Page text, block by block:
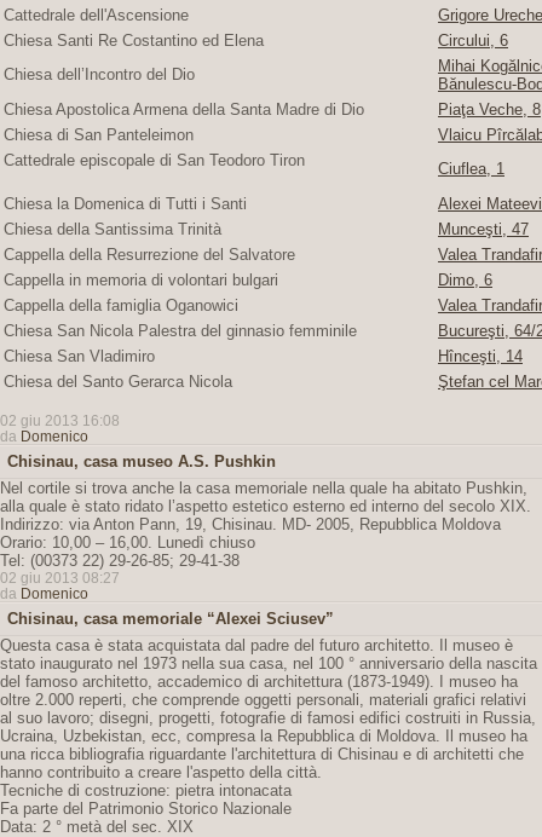
Cattedrale dell'Ascensione
Grigore
Chiesa Santi Re Costantino ed Elena
Circului, 6
Chiesa dell’Incontro del Dio
Mihai
Bănulescu-
Chiesa Apostolica Armena della Santa Madre di Dio
Piaţa Veche, 8
Chiesa di San Panteleimon
Vlaicu
Cattedrale episcopale di San Teodoro Tiron
Ciuflea, 1
Chiesa la Domenica di Tutti i Santi
Alexei
Chiesa della Santissima Trinità
Munceşti, 47
Cappella della Resurrezione del Salvatore
Valea
Cappella in memoria di volontari bulgari
Dimo, 6
Cappella della famiglia Oganowici
Valea
Chiesa San Nicola Palestra del ginnasio femminile
Bucureşti, 64/
Chiesa San Vladimiro
Hînceşti, 14
Chiesa del Santo Gerarca Nicola
Ştefan cel
02 giu 2013 16:08
da Domenico
Chisinau, casa museo A.S. Pushkin
Nel cortile si trova anche la casa memoriale nella quale ha abitato Pushkin,
alla quale è stato ridato l’aspetto estetico esterno ed interno del secolo XIX.
Indirizzo: via Anton Pann, 19, Chisinau. MD- 2005, Repubblica Moldova
Orario: 10,00 – 16,00. Lunedì chiuso
Tel: (00373 22) 29-26-85; 29-41-38
02 giu 2013 08:27
da Domenico
Chisinau, casa memoriale “Alexei Sciusev”
Questa casa è stata acquistata dal padre del futuro architetto. Il museo è
stato inaugurato nel 1973 nella sua casa, nel 100 ° anniversario della nascita
del famoso architetto, accademico di architettura (1873-1949). I museo ha
oltre 2.000 reperti, che comprende oggetti personali, materiali grafici relativi
al suo lavoro; disegni, progetti, fotografie di famosi edifici costruiti in Russia,
Ucraina, Uzbekistan, ecc, compresa la Repubblica di Moldova. Il museo ha
una ricca bibliografia riguardante l'architettura di Chisinau e di architetti che
hanno contribuito a creare l'aspetto della città.
Tecniche di costruzione: pietra intonacata
Fa parte del Patrimonio Storico Nazionale
Data: 2 ° metà del sec. XIX